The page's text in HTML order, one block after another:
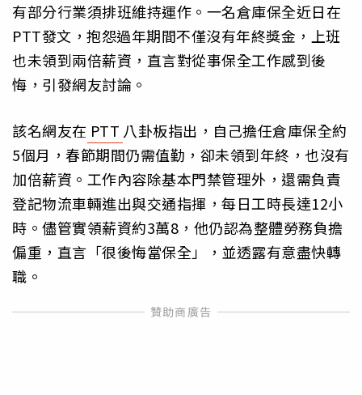
有部分行業須排班維持運作。一名倉庫保全近日在
PTT發文，抱怨過年期間不僅沒有年終獎金，上班
也未領到兩倍薪資，直言對從事保全工作感到後
悔，引發網友討論。
該名網友在 PTT 八卦板指出，自己擔任倉庫保全約
5個月，春節期間仍需值勤，卻未領到年終，也沒有
加倍薪資。工作內容除基本門禁管理外，還需負責
登記物流車輛進出與交通指揮，每日工時長達12小
時。儘管實領薪資約3萬8，他仍認為整體勞務負擔
偏重，直言「很後悔當保全」，並透露有意盡快轉
職。